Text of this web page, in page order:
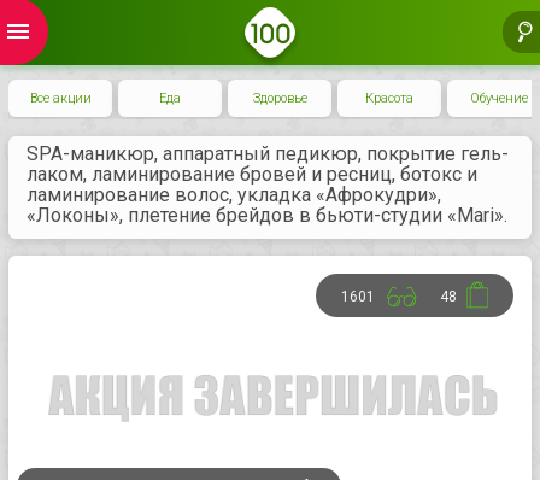
menu
Все акции Еда Здоровье Красота Обучение
SPA-маникюр, аппаратный педикюр, покрытие гель-
лаком, ламинирование бровей и ресниц, ботокс и
ламинирование волос, укладка «Афрокудри»,
«Локоны», плетение брейдов в бьюти-студии «Mari».
1601 48